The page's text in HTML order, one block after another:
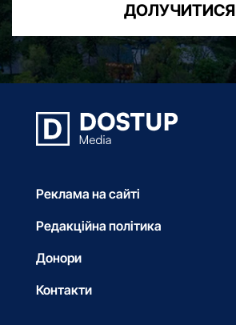
ДОЛУЧИТИСЯ
Реклама на сайті
Редакційна політика
Донори
Контакти